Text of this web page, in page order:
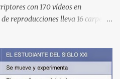
con 170 vídeos en
reproducciones lleva 16 carpetas
y 97 vídeos en
una lista de reproducción